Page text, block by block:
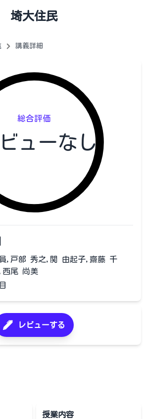
埼大住民
講義詳細
総合評価
ューなし
,戸部 秀之,関 由起子,齋藤 千
尾 尚美
レビューする
授業内容